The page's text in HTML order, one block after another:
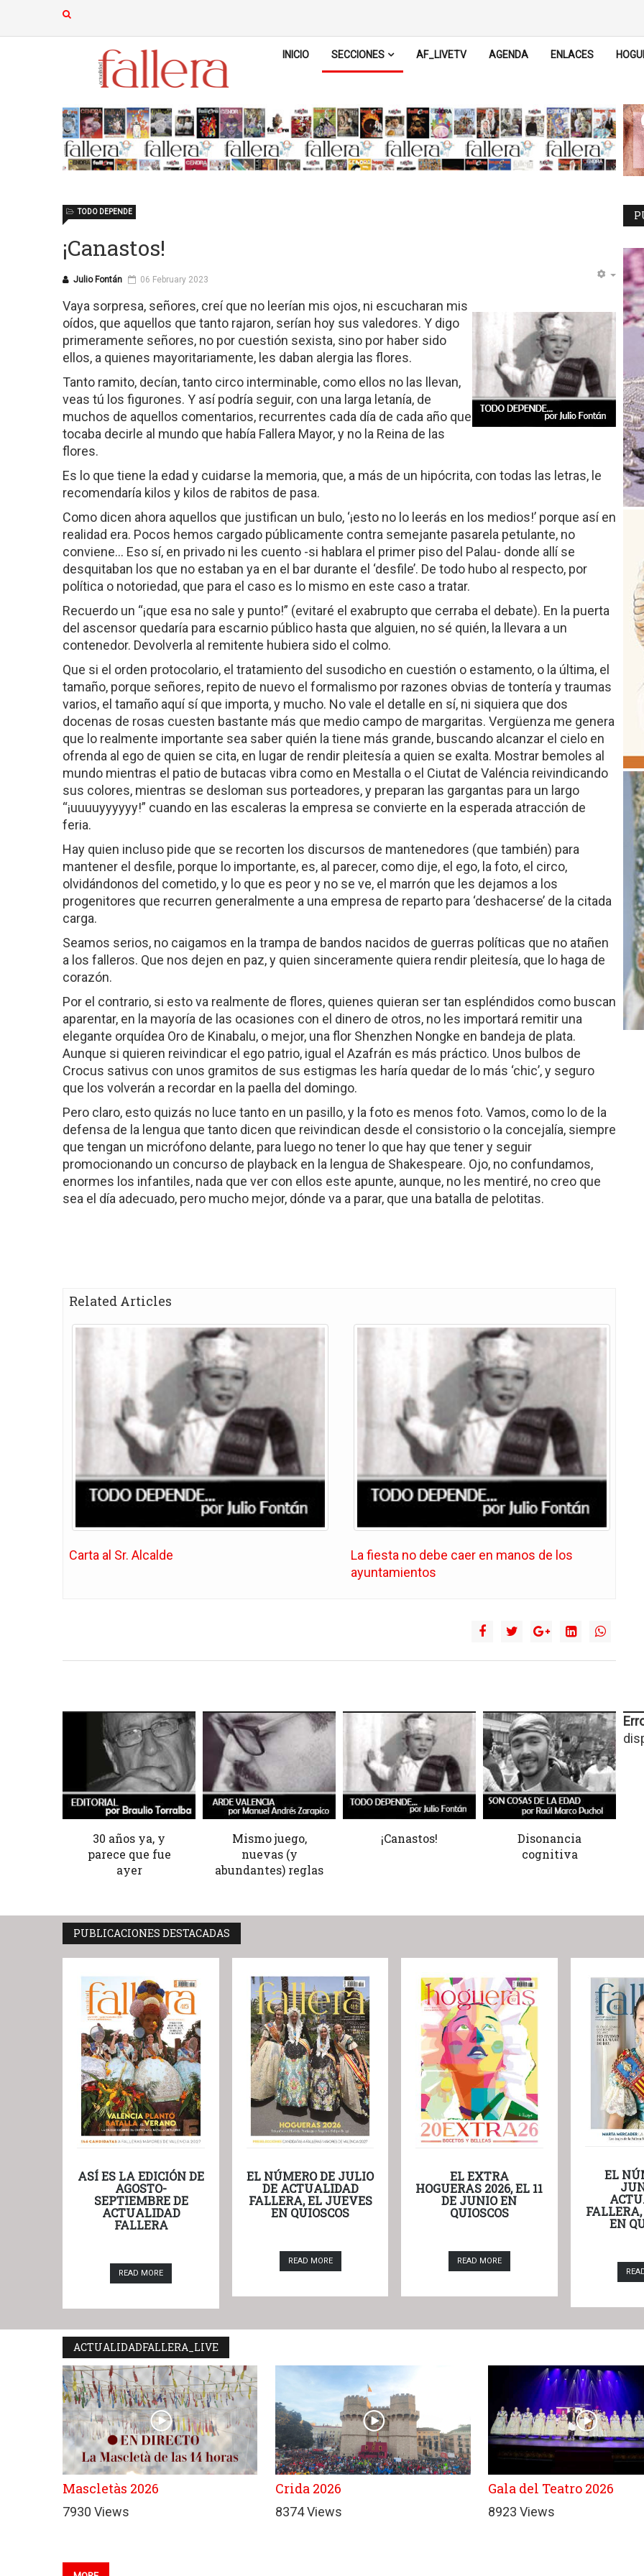
INICIO SECCIONES AF_LIVETV AGENDA ENLACES
¡Canastos!
Julio Fontán
TODO DEPENDE
06 February 2023
Vaya sorpresa, señores, creí que no leerían mis ojos, ni escucharan mis
oídos, que aquellos que tanto rajaron, serían hoy sus valedores. Y digo
primeramente señores, no por cuestión sexista, sino por haber sido
ellos, a quienes mayoritariamente, les daban alergia las flores.
Tanto ramito, decían, tanto circo interminable, como ellos no las llevan,
veas tú los figurones. Y así podría seguir, con una larga letanía, de
muchos de aquellos comentarios, recurrentes cada día de cada año que
tocaba decirle al mundo que había Fallera Mayor, y no la Reina de las
flores.
Es lo que tiene la edad y cuidarse la memoria, que, a más de un hipócrita, con todas las letras, le
recomendaría kilos y kilos de rabitos de pasa.
Como dicen ahora aquellos que justifican un bulo, ‘¡esto no lo leerás en los medios!’ porque así en
realidad era. Pocos hemos cargado públicamente contra semejante pasarela petulante, no
conviene... Eso sí, en privado ni les cuento -si hablara el primer piso del Palau- donde allí se
desquitaban los que no estaban ya en el bar durante el ‘desfile’. De todo hubo al respecto, por
política o notoriedad, que para el caso es lo mismo en este caso a tratar.
Recuerdo un “¡que esa no sale y punto!” (evitaré el exabrupto que cerraba el debate). En la puerta
del ascensor quedaría para escarnio público hasta que alguien, no sé quién, la llevara a un
contenedor. Devolverla al remitente hubiera sido el colmo.
Que si el orden protocolario, el tratamiento del susodicho en cuestión o estamento, o la última, el
tamaño, porque señores, repito de nuevo el formalismo por razones obvias de tontería y traumas
varios, el tamaño aquí sí que importa, y mucho. No vale el detalle en sí, ni siquiera que dos
docenas de rosas cuesten bastante más que medio campo de margaritas. Vergüenza me genera
que lo realmente importante sea saber quién la tiene más grande, buscando alcanzar el cielo en
ofrenda al ego de quien se cita, en lugar de rendir pleitesía a quien se exalta. Mostrar bemoles al
mundo mientras el patio de butacas vibra como en Mestalla o el Ciutat de Valéncia reivindicando
sus colores, mientras se desloman sus porteadores, y preparan las gargantas para un largo
“¡uuuuyyyyyy!” cuando en las escaleras la empresa se convierte en la esperada atracción de
feria.
Hay quien incluso pide que se recorten los discursos de mantenedores (que también) para
mantener el desfile, porque lo importante, es, al parecer, como dije, el ego, la foto, el circo,
olvidándonos del cometido, y lo que es peor y no se ve, el marrón que les dejamos a los
progenitores que recurren generalmente a una empresa de reparto para ‘deshacerse’ de la citada
carga.
Seamos serios, no caigamos en la trampa de bandos nacidos de guerras políticas que no atañen
a los falleros. Que nos dejen en paz, y quien sinceramente quiera rendir pleitesía, que lo haga de
corazón.
Por el contrario, si esto va realmente de flores, quienes quieran ser tan espléndidos como buscan
aparentar, en la mayoría de las ocasiones con el dinero de otros, no les importará remitir una
elegante orquídea Oro de Kinabalu, o mejor, una flor Shenzhen Nongke en bandeja de plata.
Aunque si quieren reivindicar el ego patrio, igual el Azafrán es más práctico. Unos bulbos de
Crocus sativus con unos gramitos de sus estigmas les haría quedar de lo más ‘chic’, y seguro
que los volverán a recordar en la paella del domingo.
Pero claro, esto quizás no luce tanto en un pasillo, y la foto es menos foto. Vamos, como lo de la
defensa de la lengua que tanto dicen que reivindican desde el consistorio o la concejalía, siempre
que tengan un micrófono delante, para luego no tener lo que hay que tener y seguir
promocionando un concurso de playback en la lengua de Shakespeare. Ojo, no confundamos,
enormes los infantiles, nada que ver con ellos este apunte, aunque, no les mentiré, no creo que
sea el día adecuado, pero mucho mejor, dónde va a parar, que una batalla de pelotitas.
Related Articles
Carta al Sr. Alcalde
La fiesta no debe caer en manos de los
ayuntamientos
30 años ya, y
parece que fue
ayer
Mismo juego,
nuevas (y
abundantes) reglas
¡Canastos!
Disonancia
cognitiva
PUBLICACIONES DESTACADAS
ASÍ ES LA EDICIÓN DE
AGOSTO-
SEPTIEMBRE DE
ACTUALIDAD
FALLERA
READ MORE
EL NÚMERO DE JULIO
DE ACTUALIDAD
FALLERA, EL JUEVES
EN QUIOSCOS
READ MORE
EL EXTRA
HOGUERAS 2026, EL 11
DE JUNIO EN
QUIOSCOS
READ MORE
EL
EN
ACTUALIDADFALLERA_LIVE
Mascletàs 2026
7930 Views
Crida 2026
8374 Views
Gala del Teatro 2026
8923 Views